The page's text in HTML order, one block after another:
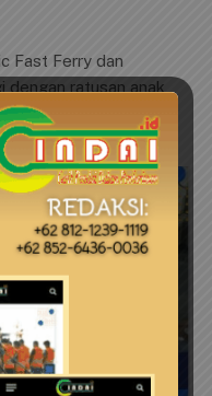
Fast Ferry dan
ratusan anak